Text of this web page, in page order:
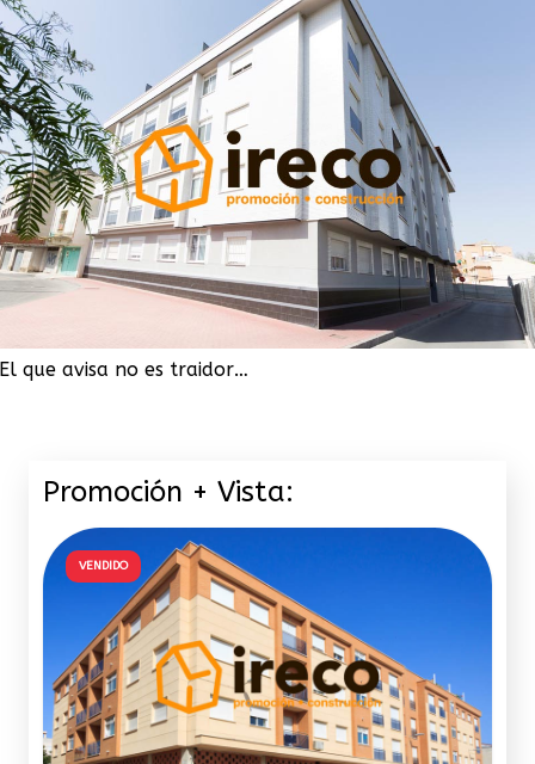
El que avisa no es traidor…
Promoción + Vista:
VENDIDO